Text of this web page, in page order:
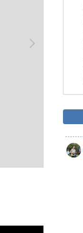
arrow_forward_ios